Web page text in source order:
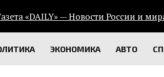
ЭКОНОМИКА АВТО